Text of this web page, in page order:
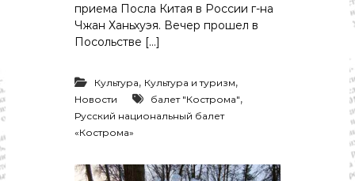
приема Посла Китая в России г-на
Чжан Ханьхуэя. Вечер прошел в
Посольстве […]
Культура, Культура и туризм,
Новости балет "Кострома",
Русский национальный балет
«Кострома»